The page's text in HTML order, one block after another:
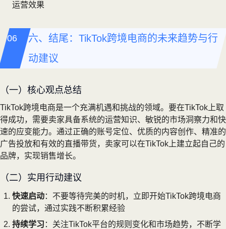
运营效果
六、结尾：TikTok跨境电商的未来趋势与行
动建议
（一）核心观点总结
TikTok跨境电商是一个充满机遇和挑战的领域。要在TikTok上取
得成功，需要卖家具备系统的运营知识、敏锐的市场洞察力和快
速的应变能力。通过正确的账号定位、优质的内容创作、精准的
广告投放和有效的直播带货，卖家可以在TikTok上建立起自己的
品牌，实现销售增长。
（二）实用行动建议
快速启动：不要等待完美的时机，立即开始TikTok跨境电商
的尝试，通过实践不断积累经验
持续学习 ：关注TikTok平台的规则变化和市场趋势，不断学